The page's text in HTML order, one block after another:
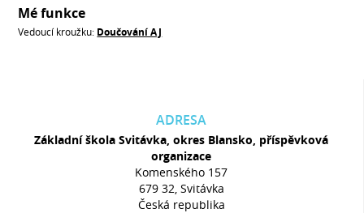
Mé funkce
Vedoucí kroužku: Doučování AJ
ADRESA
Základní škola Svitávka, okres Blansko, příspěvková
organizace
Komenského 157
679 32, Svitávka
Česká republika